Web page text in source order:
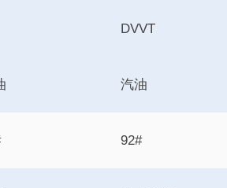
DVVT
汽油
92#